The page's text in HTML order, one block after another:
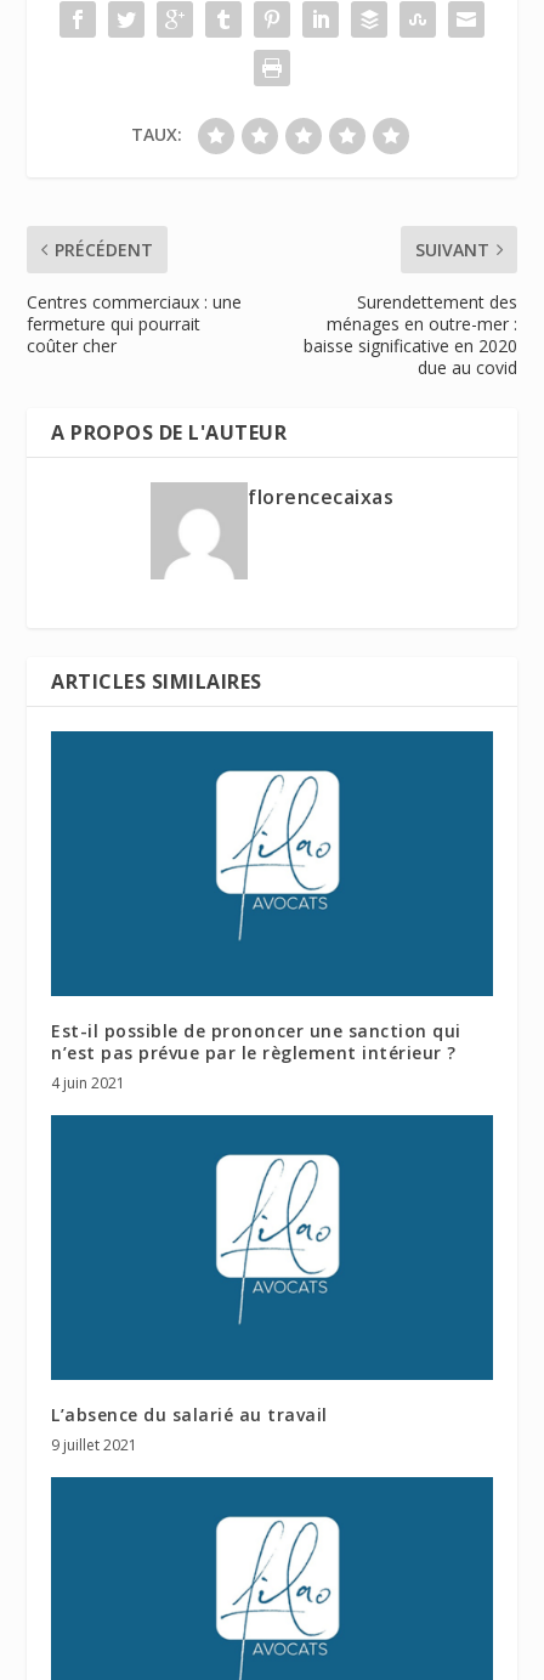
TAUX:
PRÉCÉDENT
Centres commerciaux : une
fermeture qui pourrait
coûter cher
SUIVANT
Surendettement des
ménages en outre-mer :
baisse significative en 2020
due au covid
A PROPOS DE L'AUTEUR
florencecaixas
ARTICLES SIMILAIRES
Est-il possible de prononcer une sanction qui
n’est pas prévue par le règlement intérieur ?
4 juin 2021
L’absence du salarié au travail
9 juillet 2021